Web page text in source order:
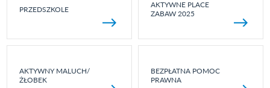
PRZEDSZKOLE
AKTYWNE PLACE
ZABAW 2025
AKTYWNY MALUCH/
ŻŁOBEK
BEZPŁATNA POMOC
PRAWNA